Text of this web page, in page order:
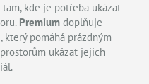
kde je potřeba ukázat
Premium doplňuje
, který pomáhá prázdným
ukázat jejich